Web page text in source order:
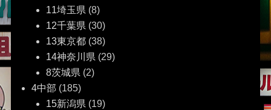
11埼玉県 (8)
12千葉県 (30)
13東京都(38)
14神奈川県 (29)
8茨城県 (2)
4中部 (185)
15新潟県 (19)